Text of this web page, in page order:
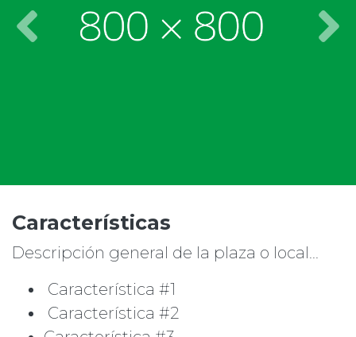
Previous
Características
Descripción general de la plaza o local...
Característica #1
Característica #2